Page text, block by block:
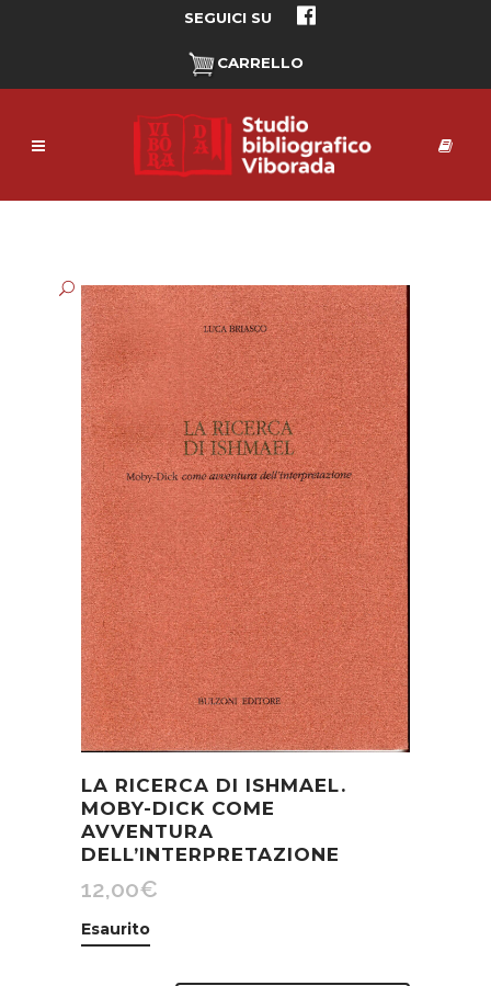
SEGUICI SU
CARRELLO
LA RICERCA DI ISHMAEL.
MOBY-DICK COME
AVVENTURA
DELL’INTERPRETAZIONE
12,00€
Esaurito